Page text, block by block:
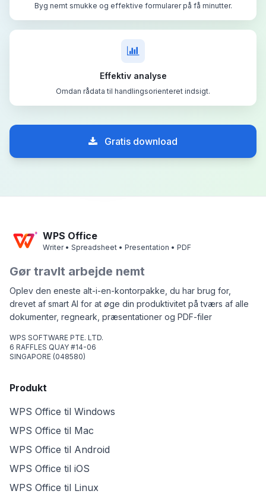
Byg nemt smukke og effektive formularer på få minutter.
Effektiv analyse
Omdan rådata til handlingsorienteret indsigt.
Gratis download
WPS Office
Writer • Spreadsheet • Presentation • PDF
Gør travlt arbejde nemt
Oplev den eneste alt-i-en-kontorpakke, du har brug for,
drevet af smart AI for at øge din produktivitet på tværs af alle
dokumenter, regneark, præsentationer og PDF-filer
WPS SOFTWARE PTE. LTD.
6 RAFFLES QUAY #14-06
SINGAPORE (048580)
Produkt
WPS Office til Windows
WPS Office til Mac
WPS Office til Android
WPS Office til iOS
WPS Office til Linux